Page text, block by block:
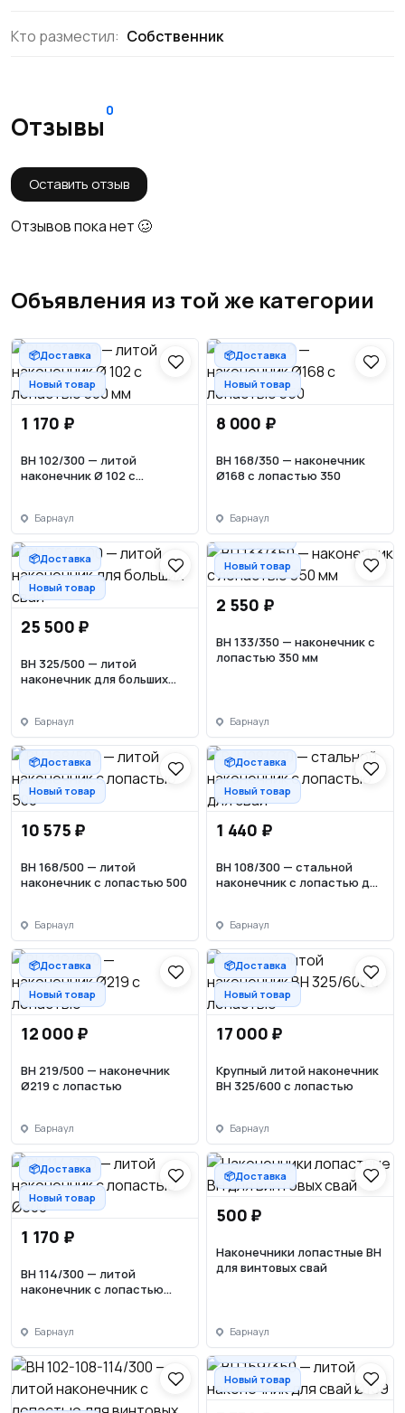
Кто разместил: Собственник
Отзывы
0
Оставить отзыв
Отзывов пока нет 🥴
Объявления из той же категории
📦Доставка
Новый товар
1 170 ₽
ВН 102/300 — литой
наконечник Ø 102 с
Барнаул
📦Доставка
Новый товар
8 000 ₽
ВН 168/350 — наконечник
Ø168 с лопастью 350
Барнаул
📦Доставка
Новый товар
25 500 ₽
ВН 325/500 — литой
наконечник для больших
Барнаул
📦Доставка
Новый товар
2 550 ₽
ВН 133/350 — наконечник с
лопастью 350 мм
Барнаул
📦Доставка
Новый товар
10 575 ₽
ВН 168/500 — литой
наконечник с лопастью 500
Барнаул
📦Доставка
Новый товар
1 440 ₽
ВН 108/300 — стальной
наконечник с лопастью для
Барнаул
📦Доставка
Новый товар
12 000 ₽
ВН 219/500 — наконечник
Ø219 с лопастью
Барнаул
📦Доставка
Новый товар
17 000 ₽
Крупный литой наконечник
ВН 325/600 с лопастью
Барнаул
📦Доставка
Новый товар
1 170 ₽
ВН 114/300 — литой
наконечник с лопастью
Барнаул
📦Доставка
500 ₽
Наконечники лопастные ВН
для винтовых свай
Барнаул
📦Доставка
Новый товар